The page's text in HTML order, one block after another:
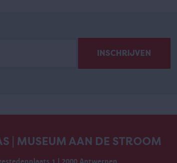
| MUSEUM AAN DE STROOM